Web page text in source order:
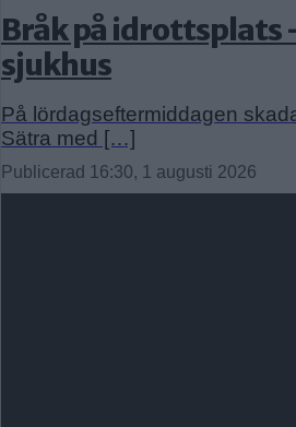
Bråk på idrottsplats
sjukhus
På lördagseftermiddagen
Sätra med […]
Publicerad 16:30, 1 augusti 2026